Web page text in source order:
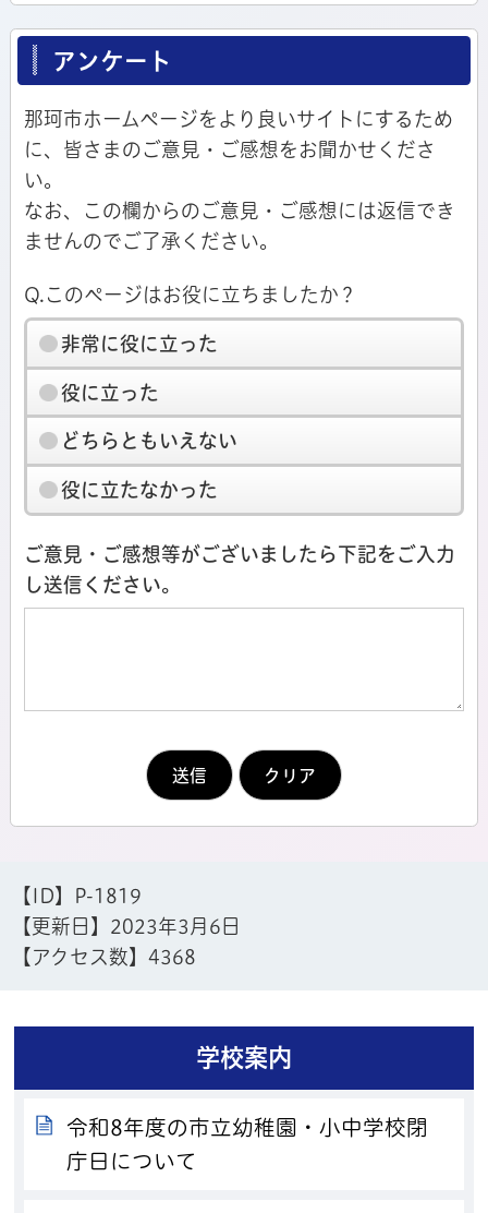
アンケート
那珂市ホームページをより良いサイトにするため
に、皆さまのご意見・ご感想をお聞かせくださ
い。
なお、この欄からのご意見・ご感想には返信でき
ませんのでご了承ください。
Q.このページはお役に立ちましたか？
非常に役に立った
役に立った
どちらともいえない
役に立たなかった
ご意見・ご感想等がございましたら下記をご入力
し送信ください。
【ID】
P-1819
【更新日】 2023年3月6日
【アクセス数】4368
学校案内
令和8年度の市立幼稚園・小中学校閉
庁日について